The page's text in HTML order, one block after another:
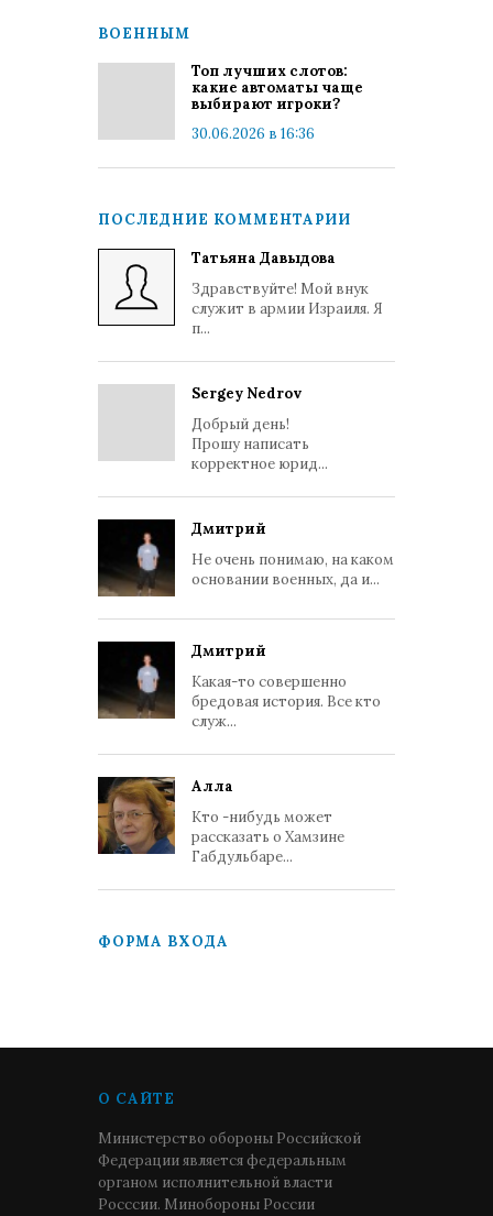
ВОЕННЫМ
Топ лучших слотов:
какие автоматы чаще
выбирают игроки?
30.06.2026 в 16:36
ПОСЛЕДНИЕ КОММЕНТАРИИ
Татьяна Давыдова
Здравствуйте! Мой внук
служит в армии Израиля. Я
п...
Sergey Nedrov
Добрый день!
Прошу написать
корректное юрид...
Дмитрий
Не очень понимаю, на каком
основании военных, да и...
Дмитрий
Какая-то совершенно
бредовая история. Все кто
служ...
Алла
Кто -нибудь может
рассказать о Хамзине
Габдульбаре...
ФОРМА ВХОДА
О САЙТЕ
Министерство обороны Российской
Федерации является федеральным
органом исполнительной власти
Росссии. Минобороны России